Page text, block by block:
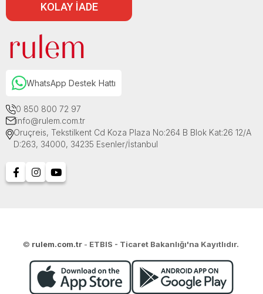
KOLAY İADE
WhatsApp Destek Hattı
0 850 800 72 97
info@rulem.com.tr
Oruçreis, Tekstilkent Cd Koza Plaza No:264 B Blok Kat:26 12/A
D:263, 34000, 34235 Esenler/İstanbul
© rulem.com.tr - ETBIS - Ticaret Bakanlığı'na Kayıtlıdır.